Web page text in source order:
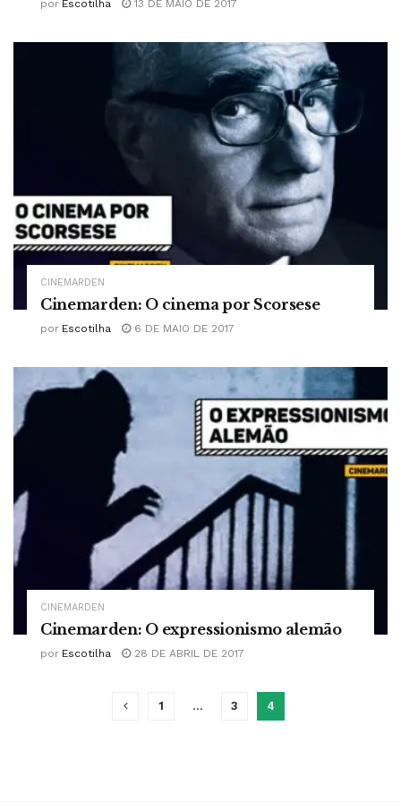
por Escotilha 13 DE MAIO DE 2017
CINEMARDEN
Cinemarden: O cinema por Scorsese
por Escotilha 6 DE MAIO DE 2017
CINEMARDEN
Cinemarden: O expressionismo alemão
por Escotilha 28 DE ABRIL DE 2017
1 … 3 4